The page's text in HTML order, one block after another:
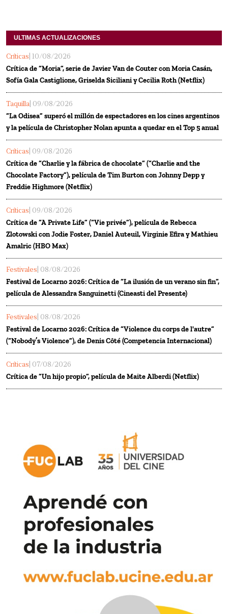
ULTIMAS ACTUALIZACIONES
Críticas | 10/08/2026
Crítica de “Moria”, serie de Javier Van de Couter con Moria Casán,
Sofía Gala Castiglione, Griselda Siciliani y Cecilia Roth (Netflix)
Taquilla | 09/08/2026
“La Odisea” superó el millón de espectadores en los cines argentinos
y la película de Christopher Nolan apunta a quedar en el Top 5 anual
Críticas | 09/08/2026
Crítica de “Charlie y la fábrica de chocolate” (“Charlie and the
Chocolate Factory”), película de Tim Burton con Johnny Depp y
Freddie Highmore (Netflix)
Críticas | 09/08/2026
Crítica de “A Private Life” (“Vie privée”), película de Rebecca
Zlotowski con Jodie Foster, Daniel Auteuil, Virginie Efira y Mathieu
Amalric (HBO Max)
Festivales | 08/08/2026
Festival de Locarno 2026: Crítica de “La ilusión de un verano sin fin”,
película de Alessandra Sanguinetti (Cineasti del Presente)
Festivales | 08/08/2026
Festival de Locarno 2026: Crítica de “Violence du corps de l'autre”
(“Nobody’s Violence”), de Denis Côté (Competencia Internacional)
Críticas | 07/08/2026
Crítica de “Un hijo propio”, película de Maite Alberdi (Netflix)